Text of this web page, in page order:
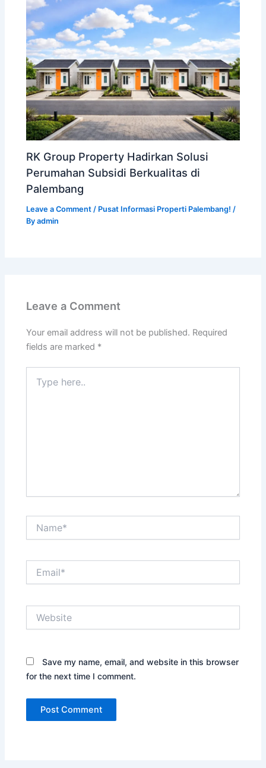
RK Group Property Hadirkan Solusi
Perumahan Subsidi Berkualitas di
Palembang
Leave a Comment / Pusat Informasi Properti Palembang! /
Byadmin
Leave a Comment
Your email address will not be published. Required
fields are marked *
here..
Save my name, email, and website in this browser
for the next time I comment.